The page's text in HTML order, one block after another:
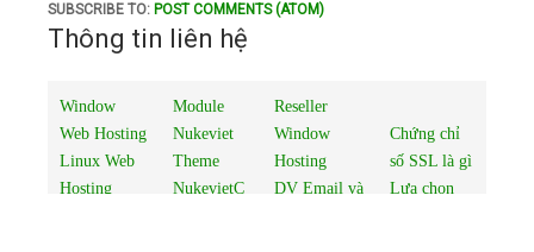
SUBSCRIBE TO: POST COMMENTS (ATOM)
Thông tin liên hệ
Window
Web Hosting
Linux Web
Hosting
Module
Nukeviet
Theme
NukevietC
Reseller
Window
Hosting
DV Email và
Chứng chỉ
số SSL là gì
Lựa chọn